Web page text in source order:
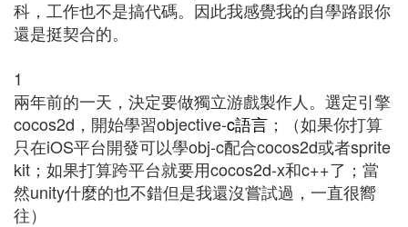
科，工作也不是搞代碼。因此我感覺我的自學路跟你
還是挺契合的。
1
兩年前的一天，決定要做獨立游戲製作人。選定引擎
cocos2d，開始學習objective-c語言 ；（如果你打算
只在iOS平台開發可以學obj-c配合cocos2d或者sprite
kit；如果打算跨平台就要用cocos2d-x和c++了；當
然unity什麼的也不錯但是我還沒嘗試過，一直很嚮
往）